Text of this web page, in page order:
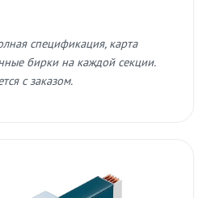
спецификация, карта
бирки на каждой секции.
с заказом.